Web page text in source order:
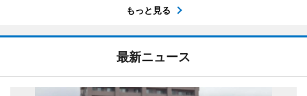
もっと見る
最新ニュース